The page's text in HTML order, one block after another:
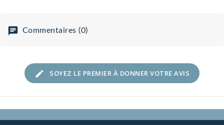
Commentaires (0)
SOYEZ LE PREMIER À DONNER VOTRE AVIS